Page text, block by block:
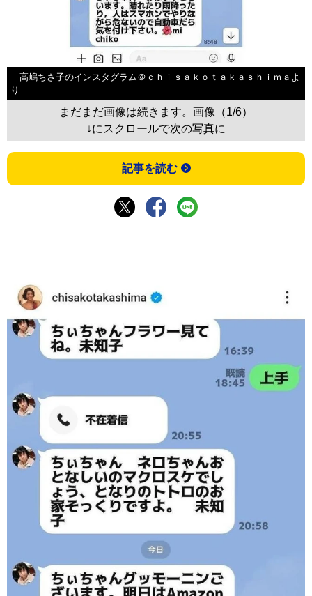
高嶋ちさ子のインスタグラム＠ｃｈｉｓａｋｏｔａｋａｓｈｉｍａよ
り
まだまだ画像は続きます。画像（1/6）
↓にスクロールで次の写真に
記事を読む